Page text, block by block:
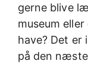
gerne blive
museum
have? Det er
på den